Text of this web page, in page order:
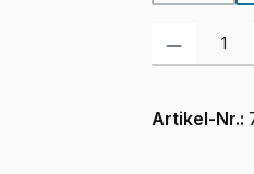
Produkt
Artikel-Nr.: